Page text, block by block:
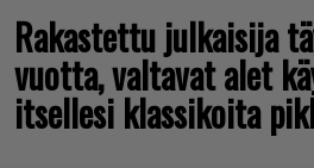
Rakastettu julkaisija
vuotta, valtavat alet
itsellesi klassikoita